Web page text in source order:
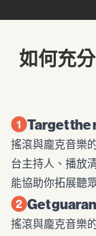
如何充
Target the
搖滾與龐克音樂
台主持人、播放
能協助你拓展聽
Get
搖滾與龐克音樂